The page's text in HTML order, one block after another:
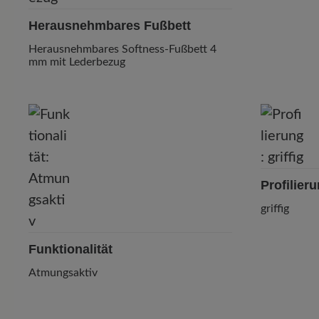
Herausnehmbares Fußbett
Herausnehmbares Softness-Fußbett 4
mm mit Lederbezug
Funktionalität
Atmungsaktiv
griffig